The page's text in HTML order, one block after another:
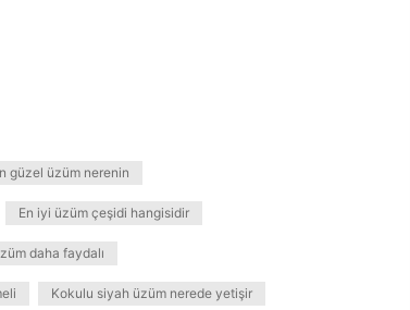
güzel üzüm nerenin
En iyi üzüm çeşidi hangisidir
daha faydalı
Kokulu siyah üzüm nerede yetişir